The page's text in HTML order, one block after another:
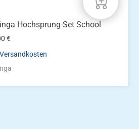
Hochsprung-Set School
€
Versandkosten